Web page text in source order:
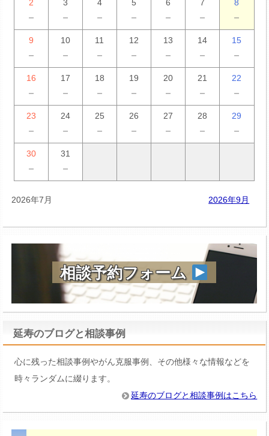
2
－
3
－
4
－
5
－
6
－
7
－
8
－
9
－
10
－
11
－
12
－
13
－
14
－
15
－
16
－
17
－
18
－
19
－
20
－
21
－
22
－
23
－
24
－
25
－
26
－
27
－
28
－
29
－
30
－
31
－
2026年7月 2026年9月
相談予約フォーム
延寿のブログと相談事例
心に残った相談事例やがん克服事例、その他様々な情報などを
時々ランダムに綴ります。
延寿のブログと相談事例はこちら